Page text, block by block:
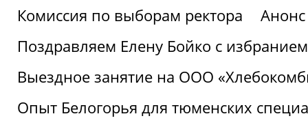
Комиссия по выборам ректора
Поздравляем Елену Бойко с
Выездное занятие на ООО
Опыт Белогорья для тюменских